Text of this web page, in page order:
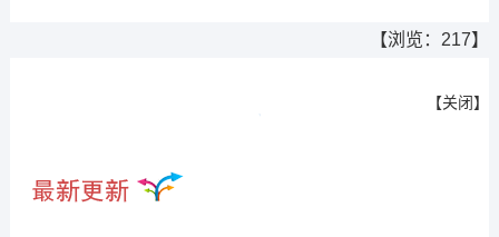
【浏览：217】
【关闭】